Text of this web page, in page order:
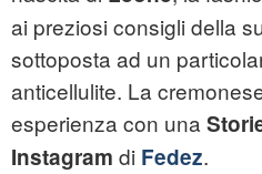
ai preziosi consigli della
sottoposta ad un
anticellulite. La
esperienza con una
Instagram di Fedez.